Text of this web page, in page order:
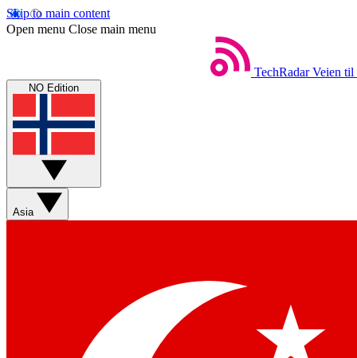
Skip to main content
Open menu Close main menu
TechRadar Veien til
NO Edition
Asia